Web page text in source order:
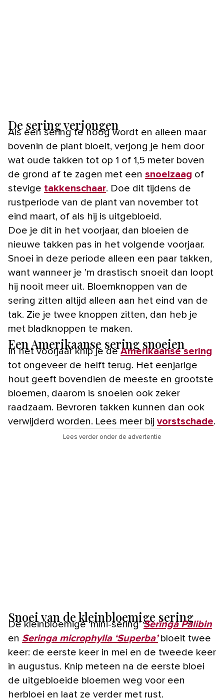
De sering verjongen
Als een sering te hoog wordt en alleen maar
bovenin de plant bloeit, verjong je hem door
wat oude takken tot op 1 of 1,5 meter boven
de grond af te zagen met een snoeizaag of
stevige takkenschaar. Doe dit tijdens de
rustperiode van de plant van november tot
eind maart, of als hij is uitgebloeid.
Doe je dit in het voorjaar, dan bloeien de
nieuwe takken pas in het volgende voorjaar.
Snoei in deze periode alleen een paar takken,
want wanneer je ’m drastisch snoeit dan loopt
hij nooit meer uit. Bloemknoppen van de
sering zitten altijd alleen aan het eind van de
tak. Zie je twee knoppen zitten, dan heb je
met bladknoppen te maken.
Een Amerikaanse sering snoeien
In het voorjaar knip je deAmerikaanse sering
tot ongeveer de helft terug. Het eenjarige
hout geeft bovendien de meeste en grootste
bloemen, daarom is snoeien ook zeker
raadzaam. Bevroren takken kunnen dan ook
verwijderd worden. Lees meer bij vorstschade.
Lees verder onder de advertentie
Snoei van de kleinbloemige sering
De kleinbloemige ‘mini-sering’Seringa Palibin
en Seringa microphylla ‘Superba’ bloeit twee
keer: de eerste keer in mei en de tweede keer
in augustus. Knip meteen na de eerste bloei
de uitgebloeide bloemen weg voor een
herbloei en laat ze verder met rust.